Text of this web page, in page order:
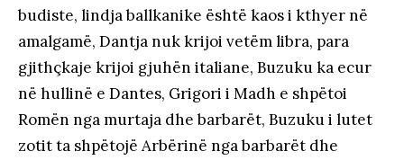
budiste, lindja ballkanike është kaos i kthyer në
amalgamë, Dantja nuk krijoi vetëm libra, para
gjithçkaje krijoi gjuhën italiane, Buzuku ka ecur
në hullinë e Dantes, Grigori i Madh e shpëtoi
Romën nga murtaja dhe barbarët, Buzuku i lutet
zotit ta shpëtojë Arbërinë nga barbarët dhe